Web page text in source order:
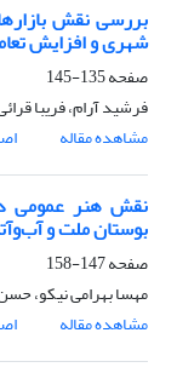
بررسی نقش
شهری و افزایش
صفحه135-145
فرشید آرام، فریبا
مشاهده مقاله
نقش هنر عمومی
بوستان ملت و
صفحه147-158
مهسا بهرامی نیکو،
مشاهده مقاله